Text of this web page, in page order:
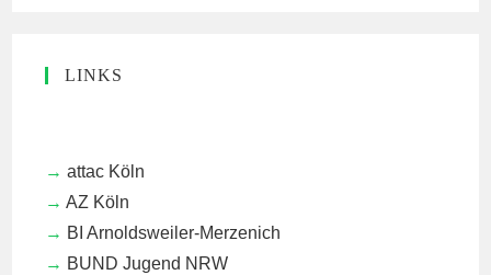
LINKS
attac Köln
AZ Köln
BI Arnoldsweiler-Merzenich
BUND Jugend NRW